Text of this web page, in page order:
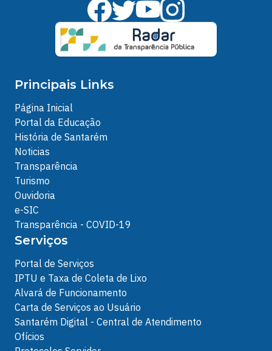
Principais Links
Página Inicial
Portal da Educação
História de Santarém
Noticias
Transparência
Turismo
Ouvidoria
e-SIC
Transparência - COVID-19
Serviços
Portal de Serviços
IPTU e Taxa de Coleta de Lixo
Alvará de Funcionamento
Carta de Serviços ao Usuário
Santarém Digital - Central de Atendimento
Ofícios